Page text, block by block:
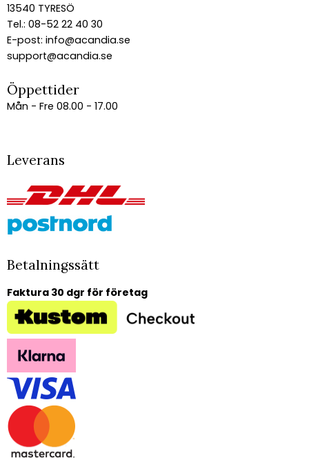
13540 TYRESÖ
Tel.: 08-52 22 40 30
E-post: info@acandia.se
support@acandia.se
Öppettider
Mån - Fre 08.00 - 17.00
Leverans
Betalningssätt
Faktura 30 dgr för företag